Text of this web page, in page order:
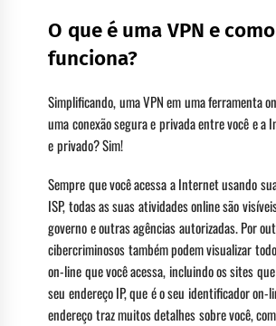
O que é uma VPN e
funciona?
Simplificando, uma VPN em uma ferramenta
uma conexão segura e privada entre você e a
e privado? Sim!
Sempre que você acessa a Internet usando
ISP, todas as suas atividades online são
governo e outras agências autorizadas. Por
cibercriminosos também podem visualizar
on-line que você acessa, incluindo os sites
seu endereço IP, que é o seu identificador on-
endereço traz muitos detalhes sobre você,